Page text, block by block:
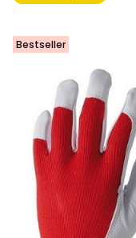
Bestseller